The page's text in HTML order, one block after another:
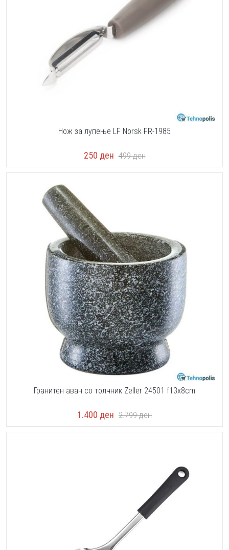
Нож за лупење LF Norsk FR-1985
250 ден 499ден
Гранитен аван со толчник Zeller 24501 f13x8cm
1.400 ден 2.799ден